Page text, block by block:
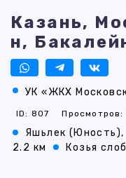
Казань,
н,
УК «ЖКХ
ID: 807 Просмотров:
Яшьлек (Юность),
2.2 км
Козья